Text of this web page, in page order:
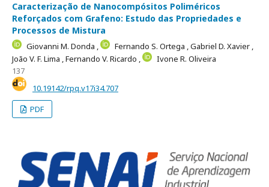
Caracterização de Nanocompósitos Poliméricos
Reforçados com Grafeno: Estudo das Propriedades e
Processos de Mistura
Giovanni M. Donda , Fernando S. Ortega ,Gabriel D. Xavier ,
João V. F. Lima ,Fernando V. Ricardo ,
Ivone R. Oliveira
137
10.19142/rpq.v17i34.707
PDF